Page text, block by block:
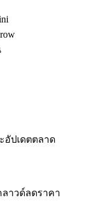
อัปเดตตลาด
าวด์ลดราคา